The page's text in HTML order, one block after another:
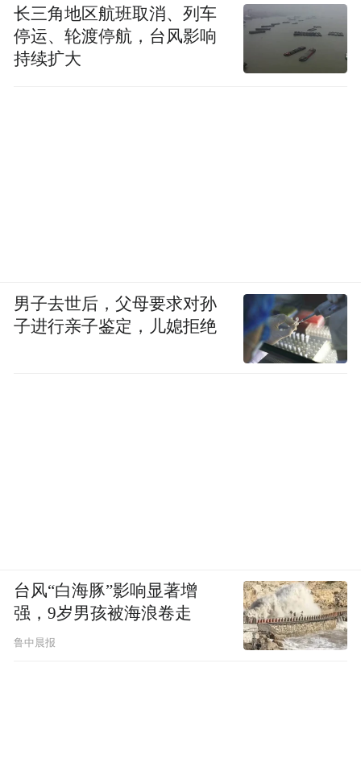
长三角地区航班取消、列车
停运、轮渡停航，台风影响
持续扩大
男子去世后，父母要求对孙
子进行亲子鉴定，儿媳拒绝
台风“白海豚”影响显著增
强，9岁男孩被海浪卷走
鲁中晨报